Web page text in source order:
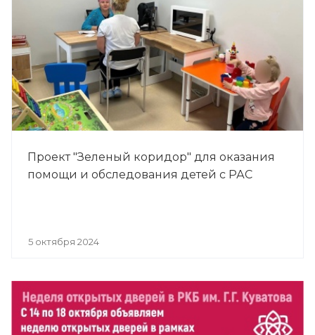
Проект "Зеленый коридор" для оказания
помощи и обследования детей с РАС
5 октября 2024